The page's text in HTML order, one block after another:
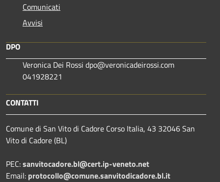
Comunicati
Avvisi
DPO
Veronica Dei Rossi dpo@veronicadeirossi.com
041928221
CONTATTI
Comune di San Vito di Cadore Corso Italia, 43 32046 San
Vito di Cadore (BL)
PEC:sanvitocadore.bl@cert.ip-veneto.net
Email: protocollo@comune.sanvitodicadore.bl.it